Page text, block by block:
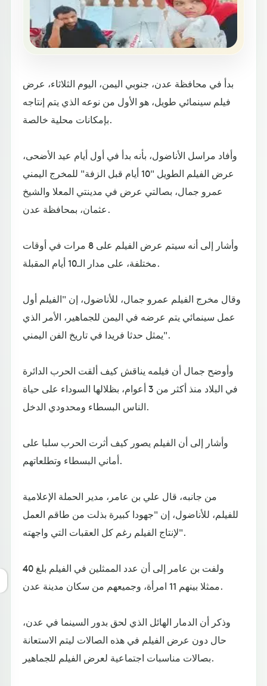
بدأ في محافظة عدن، جنوبي اليمن، اليوم الثلاثاء، عرض
فيلم سينمائي طويل، هو الأول من نوعه الذي يتم إنتاجه
بإمكانات محلية خالصة.
وأفاد مراسل الأناضول، بأنه بدأ في أول أيام عيد الأضحى،
عرض الفيلم الطويل "10 أيام قبل الزفة" للمخرج اليمني
عمرو جمال، بصالتي عرض في مدينتي المعلا والشيخ
عثمان، بمحافظة عدن.
وأشار إلى أنه سيتم عرض الفيلم على 8 مرات في أوقات
مختلفة، على مدار الـ10 أيام المقبلة.
وقال مخرج الفيلم عمرو جمال، للأناضول، إن "الفيلم أول
عمل سينمائي يتم عرضه في اليمن للجماهير، الأمر الذي
يمثل حدثا فريدا في تاريخ الفن اليمني".
وأوضح جمال أن فيلمه يناقش كيف ألقت الحرب الدائرة
في البلاد منذ أكثر من 3 أعوام، بظلالها السوداء على حياة
الناس البسطاء ومحدودي الدخل.
وأشار إلى أن الفيلم يصور كيف أثرت الحرب سلبا على
أماني البسطاء وتطلعاتهم.
من جانبه، قال علي بن عامر، مدير الحملة الإعلامية
للفيلم، للأناضول، إن "جهودا كبيرة بذلت من طاقم العمل
لإنتاج الفيلم رغم كل العقبات التي واجهته".
ولفت بن عامر إلى أن عدد الممثلين في الفيلم بلغ 40
ممثلا بينهم 11 امرأة، وجميعهم من سكان مدينة عدن.
وذكر أن الدمار الهائل الذي لحق بدور السينما في عدن،
حال دون عرض الفيلم في هذه الصالات ليتم الاستعانة
بصالات مناسبات اجتماعية لعرض الفيلم للجماهير.